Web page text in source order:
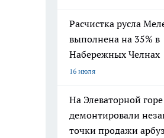
Расчистка русла
выполнена на 35% в
Набережных Челнах
16 июля
На Элеваторной
демонтировали
точки продажи